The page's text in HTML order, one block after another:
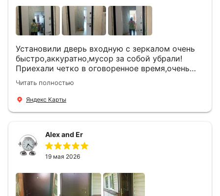
Установили дверь входную с зеркалом очень
быстро,аккуратно,мусор за собой убрали!
Приехали четко в оговоренное время,очень
вежливые,деликатные рабочие .Все
понравилось и дверь ,и работа и цена!
Читать полностью
Яндекс Карты
Alex and Er
19 мая 2026